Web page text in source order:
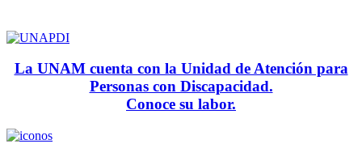
La UNAM cuenta con la Unidad de Atención para
Personas con Discapacidad.
Conoce su labor.